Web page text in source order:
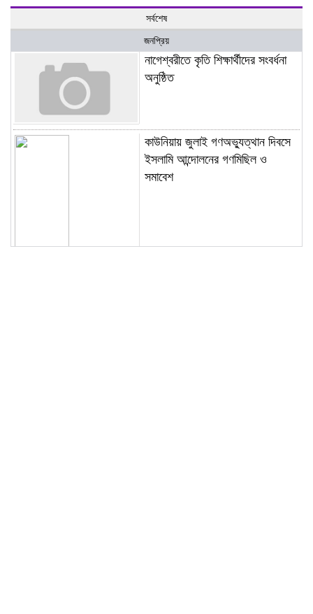
সর্বশেষ
জনপ্রিয়
নাগেশ্বরীতে কৃতি শিক্ষার্থীদের সংবর্ধনা
অনুষ্ঠিত
কাউনিয়ায় জুলাই গণঅভ্যুত্থান দিবসে
ইসলামি আন্দোলনের গণমিছিল ও
সমাবেশ